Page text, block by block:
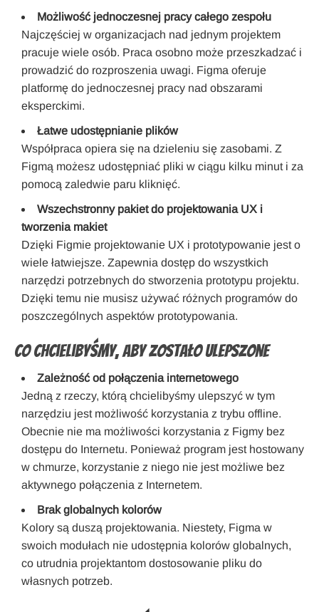
Możliwość jednoczesnej pracy całego zespołu
Najczęściej w organizacjach nad jednym projektem
pracuje wiele osób. Praca osobno może przeszkadzać i
prowadzić do rozproszenia uwagi. Figma oferuje
platformę do jednoczesnej pracy nad obszarami
eksperckimi.
Łatwe udostępnianie plików
Współpraca opiera się na dzieleniu się zasobami. Z
Figmą możesz udostępniać pliki w ciągu kilku minut i za
pomocą zaledwie paru kliknięć.
Wszechstronny pakiet do projektowania UX i
tworzenia makiet
Dzięki Figmie projektowanie UX i prototypowanie jest o
wiele łatwiejsze. Zapewnia dostęp do wszystkich
narzędzi potrzebnych do stworzenia prototypu projektu.
Dzięki temu nie musisz używać różnych programów do
poszczególnych aspektów prototypowania.
Co chcielibyśmy, aby zostało ulepszone
Zależność od połączenia internetowego
Jedną z rzeczy, którą chcielibyśmy ulepszyć w tym
narzędziu jest możliwość korzystania z trybu offline.
Obecnie nie ma możliwości korzystania z Figmy bez
dostępu do Internetu. Ponieważ program jest hostowany
w chmurze, korzystanie z niego nie jest możliwe bez
aktywnego połączenia z Internetem.
Brak globalnych kolorów
Kolory są duszą projektowania. Niestety, Figma w
swoich modułach nie udostępnia kolorów globalnych,
co utrudnia projektantom dostosowanie pliku do
własnych potrzeb.